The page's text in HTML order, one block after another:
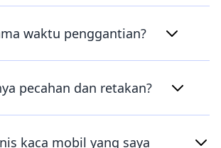
waktu penggantian?
pecahan dan retakan?
kaca mobil yang saya